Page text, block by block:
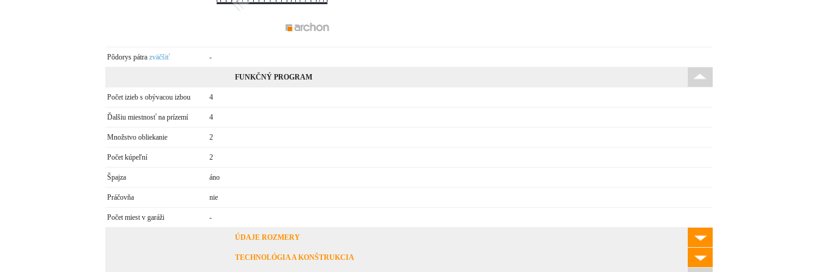
Pôdorys pátra zväčšiť -
FUNKČNÝ PROGRAM
Počet izieb s obývacou izbou 4
Ďalšiu miestnosť na prízemí 4
Množstvo obliekanie 2
Počet kúpeľní 2
Špajza áno
Práčovňa nie
Počet miest v garáži -
ÚDAJE ROZMERY
TECHNOLÓGIA A KONŠTRUKCIA